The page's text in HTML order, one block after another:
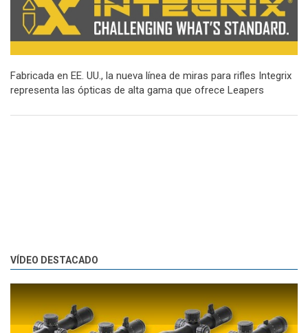
Fabricada en EE. UU., la nueva línea de miras para rifles Integrix
representa las ópticas de alta gama que ofrece Leapers
VÍDEO DESTACADO